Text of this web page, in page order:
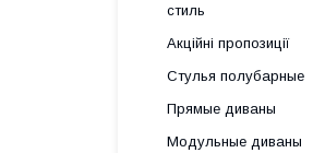
стиль
Акційні пропозиції
Стулья полубарные
Прямые диваны
Модульные диваны